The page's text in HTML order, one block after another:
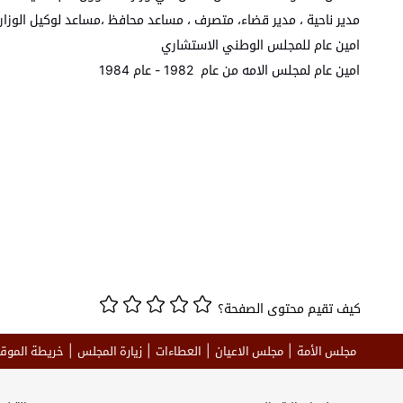
مدير ناحية ، مدير قضاء، متصرف ، مساعد محافظ ،مساعد لوكيل
امين عام للمجلس الوطني الاستشاري
امين عام لمجلس الامه من عام 1982 - عام 1984
كيف تقيم محتوى الصفحة؟
مجلس الأمة مجلس الاعيان العطاءات زيارة المجلس خريطة